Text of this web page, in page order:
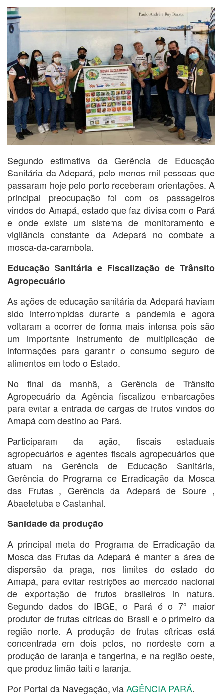
Segundo estimativa da Gerência de Educação
Sanitária da Adepará, pelo menos mil pessoas que
passaram hoje pelo porto receberam orientações. A
principal preocupação foi com os passageiros
vindos do Amapá, estado que faz divisa com o Pará
e onde existe um sistema de monitoramento e
vigilância constante da Adepará no combate a
mosca-da-carambola.
Educação Sanitária e Fiscalização de Trânsito
Agropecuário
As ações de educação sanitária da Adepará haviam
sido interrompidas durante a pandemia e agora
voltaram a ocorrer de forma mais intensa pois são
um importante instrumento de multiplicação de
informações para garantir o consumo seguro de
alimentos em todo o Estado.
No final da manhã, a Gerência de Trânsito
Agropecuário da Agência fiscalizou embarcações
para evitar a entrada de cargas de frutos vindos do
Amapá com destino ao Pará.
Participaram da ação, fiscais estaduais
agropecuários e agentes fiscais agropecuários que
atuam na Gerência de Educação Sanitária,
Gerência do Programa de Erradicação da Mosca
das Frutas , Gerência da Adepará de Soure ,
Abaetetuba e Castanhal.
Sanidade da produção
A principal meta do Programa de Erradicação da
Mosca das Frutas da Adepará é manter a área de
dispersão da praga, nos limites do estado do
Amapá, para evitar restrições ao mercado nacional
de exportação de frutos brasileiros in natura.
Segundo dados do IBGE, o Pará é o 7º maior
produtor de frutas cítricas do Brasil e o primeiro da
região norte. A produção de frutas cítricas está
concentrada em dois polos, no nordeste com a
produção de laranja e tangerina, e na região oeste,
que produz limão taiti e laranja.
Por Portal da Navegação, viaAGÊNCIA PARÁ.